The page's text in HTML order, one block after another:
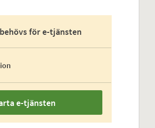
för e-tjänsten
e-tjänsten